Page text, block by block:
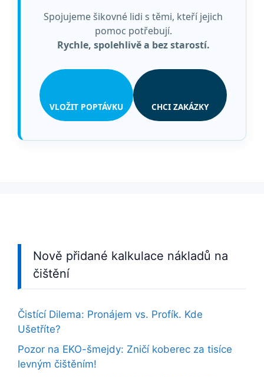
Spojujeme šikovné lidi s těmi, kteří jejich
pomoc potřebují.
Rychle, spolehlivě a bez starostí.
VLOŽIT POPTÁVKU CHCI ZAKÁZKY
Nově přidané kalkulace nákladů na
čištění
Čistící Dilema: Pronájem vs. Profík. Kde
Ušetříte?
Pozor na EKO-šmejdy: Zničí koberec za tisíce
levným čištěním!